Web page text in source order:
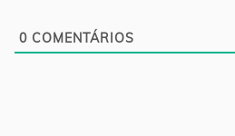
0 COMENTÁRIOS